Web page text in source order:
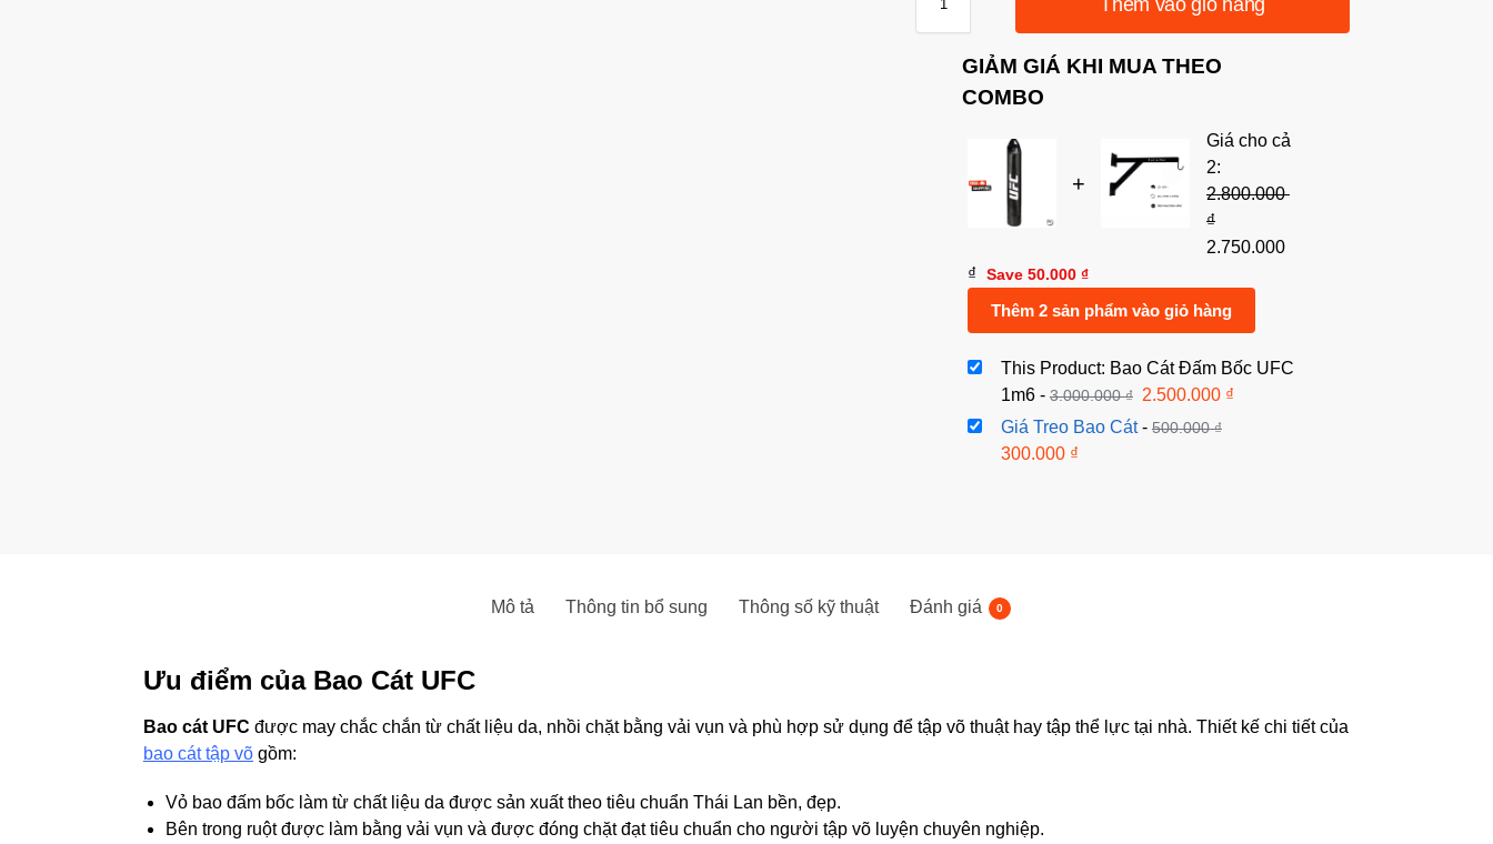
GIẢM GIÁ KHI MUA THEO
COMBO
+
Giá cho cả
2:
2.800.000
₫
2.750.000
₫
Save 50.000 ₫
Thêm 2 sản phẩm vào giỏ hàng
This Product: Bao Cát Đấm Bốc UFC
1m6 - 3.000.000₫ 2.500.000 ₫
Giá Treo Bao Cát- 500.000₫
300.000 ₫
Mô tả Thông tin bổ sung Thông số kỹ thuật Đánh giá 0
Ưu điểm của Bao Cát UFC
Bao cát UFC được may chắc chắn từ chất liệu da, nhồi chặt bằng vải vụn và phù hợp sử dụng để tập võ thuật hay tập thể lực tại nhà. Thiết kế chi tiết của
bao cát tập võgồm:
Vỏ bao đấm bốc làm từ chất liệu da được sản xuất theo tiêu chuẩn Thái Lan bền, đẹp.
Bên trong ruột được làm bằng vải vụn và được đóng chặt đạt tiêu chuẩn cho người tập võ luyện chuyên nghiệp.